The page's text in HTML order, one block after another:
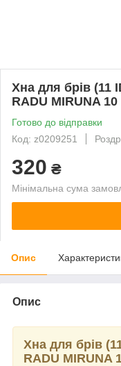
Хна для брів (11
RADU MIRUNA 10
Готово до відправки
Код: z0209251
320 ₴
Мінімальна сума
Опис
Опис
Хна для брів
RADU MIRUNA